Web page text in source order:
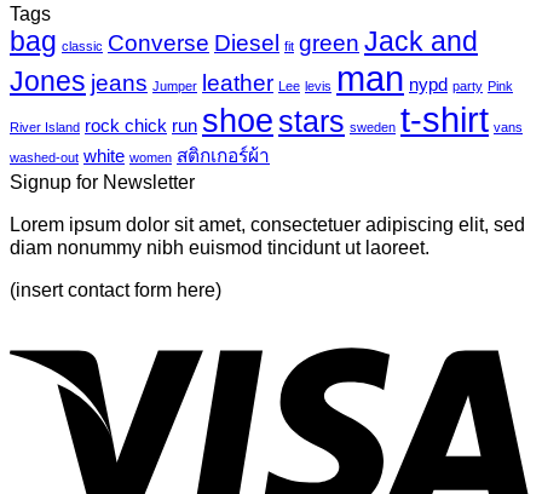
mural-
tropical
leaves-
เห็น
บน
Just
another
post
Tags
bag classic Converse Diesel fit green Jack and
Jones jeans Jumper leather Lee levis man nypd party Pink
River Island rock chick run shoe stars sweden t-shirt vans
washed-out white women สติกเกอร์ผ้า
Signup for Newsletter
Lorem ipsum dolor sit amet, consectetuer adipiscing elit, sed
diam nonummy nibh euismod tincidunt ut laoreet.
(insert contact form here)